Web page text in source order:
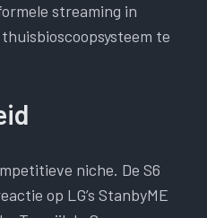
streaming in
te
niche. De S6
op LG’s StanbyME